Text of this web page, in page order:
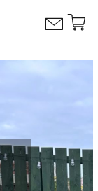
Contacteer